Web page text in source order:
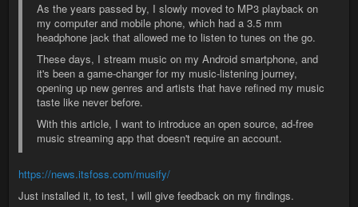
As the years passed by, I slowly moved to MP3 playback on
my computer and mobile phone, which had a 3.5 mm
headphone jack that allowed me to listen to tunes on the go.
These days, I stream music on my Android smartphone, and
it's been a game-changer for my music-listening journey,
opening up new genres and artists that have refined my music
taste like never before.
With this article, I want to introduce an open source, ad-free
music streaming app that doesn't require an account.
https://news.itsfoss.com/musify/
Just installed it, to test, I will give feedback on my findings.